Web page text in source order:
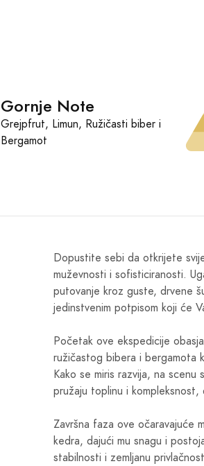
Gornje Note
Grejpfrut, Limun, Ružičasti biber i
Bergamot
Dopustite sebi da otkrijete
muževnosti i sofisticiranosti.
putovanje kroz guste, drvene
jedinstvenim potpisom koji će
Početak ove ekspedicije
ružičastog bibera i bergamota
Kako se miris razvija, na
pružaju toplinu i
Završna faza ove očaravajuće
kedra, dajući mu snagu i
stabilnosti i zemljanu